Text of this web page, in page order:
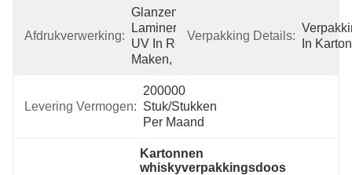
Afdrukverwerking:
Glanzende
Laminering,
UV In Reliëf
Maken,
Verpakking Details:
In Karton
Levering Vermogen:
200000
Stuk/Stukken
Per Maand
Kartonnen
whiskyverpakkingsdoos